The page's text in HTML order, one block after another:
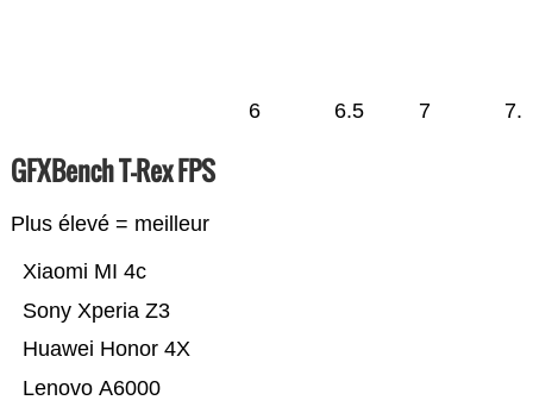
6 6.5 7 7.5
GFXBench T-Rex FPS
Plus élevé = meilleur
Lenovo A6000
Huawei Honor 4X
Sony Xperia Z3
Xiaomi MI 4c